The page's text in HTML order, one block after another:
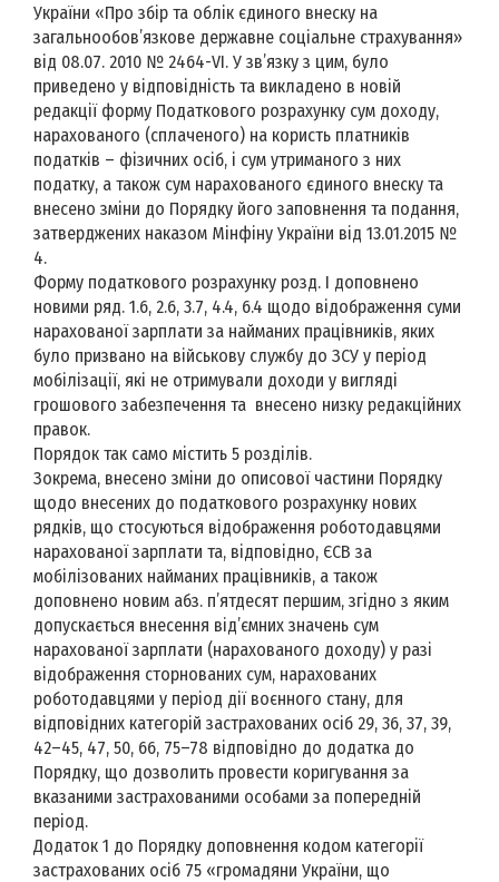
України «Про збір та облік єдиного внеску на
загальнообов’язкове державне соціальне страхування»
від 08.07. 2010 № 2464-VІ. У зв’язку з цим, було
приведено у відповідність та викладено в новій
редакції форму Податкового розрахунку сум доходу,
нарахованого (сплаченого) на користь платників
податків – фізичних осіб, і сум утриманого з них
податку, а також сум нарахованого єдиного внеску та
внесено зміни до Порядку його заповнення та подання,
затверджених наказом Мінфіну України від 13.01.2015 №
4.
Форму податкового розрахунку розд. І доповнено
новими ряд. 1.6, 2.6, 3.7, 4.4, 6.4 щодо відображення суми
нарахованої зарплати за найманих працівників, яких
було призвано на військову службу до ЗСУ у період
мобілізації, які не отримували доходи у вигляді
грошового забезпечення та внесено низку редакційних
правок.
Порядок так само містить 5 розділів.
Зокрема, внесено зміни до описової частини Порядку
щодо внесених до податкового розрахунку нових
рядків, що стосуються відображення роботодавцями
нарахованої зарплати та, відповідно, ЄСВ за
мобілізованих найманих працівників, а також
доповнено новим абз. п’ятдесят першим, згідно з яким
допускається внесення від’ємних значень сум
нарахованої зарплати (нарахованого доходу) у разі
відображення сторнованих сум, нарахованих
роботодавцями у період дії воєнного стану, для
відповідних категорій застрахованих осіб 29, 36, 37, 39,
42–45, 47, 50, 66, 75–78 відповідно до додатка до
Порядку, що дозволить провести коригування за
вказаними застрахованими особами за попередній
період.
Додаток 1 до Порядку доповнення кодом категорії
застрахованих осіб 75 «громадяни України, що